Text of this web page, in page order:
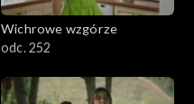
Wichrowe wzgórze
odc. 252